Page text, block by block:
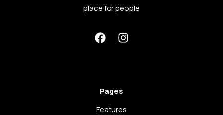
place for people
Pages
Features